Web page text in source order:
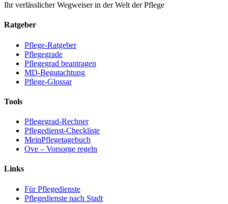
Ihr verlässlicher Wegweiser in der Welt der Pflege
Ratgeber
Pflege-Ratgeber
Pflegegrade
Pflegegrad beantragen
MD-Begutachtung
Pflege-Glossar
Tools
Pflegegrad-Rechner
Pflegedienst-Checkliste
MeinPflegetagebuch
Ove – Vorsorge regeln
Links
Für Pflegedienste
Pflegedienste nach Stadt